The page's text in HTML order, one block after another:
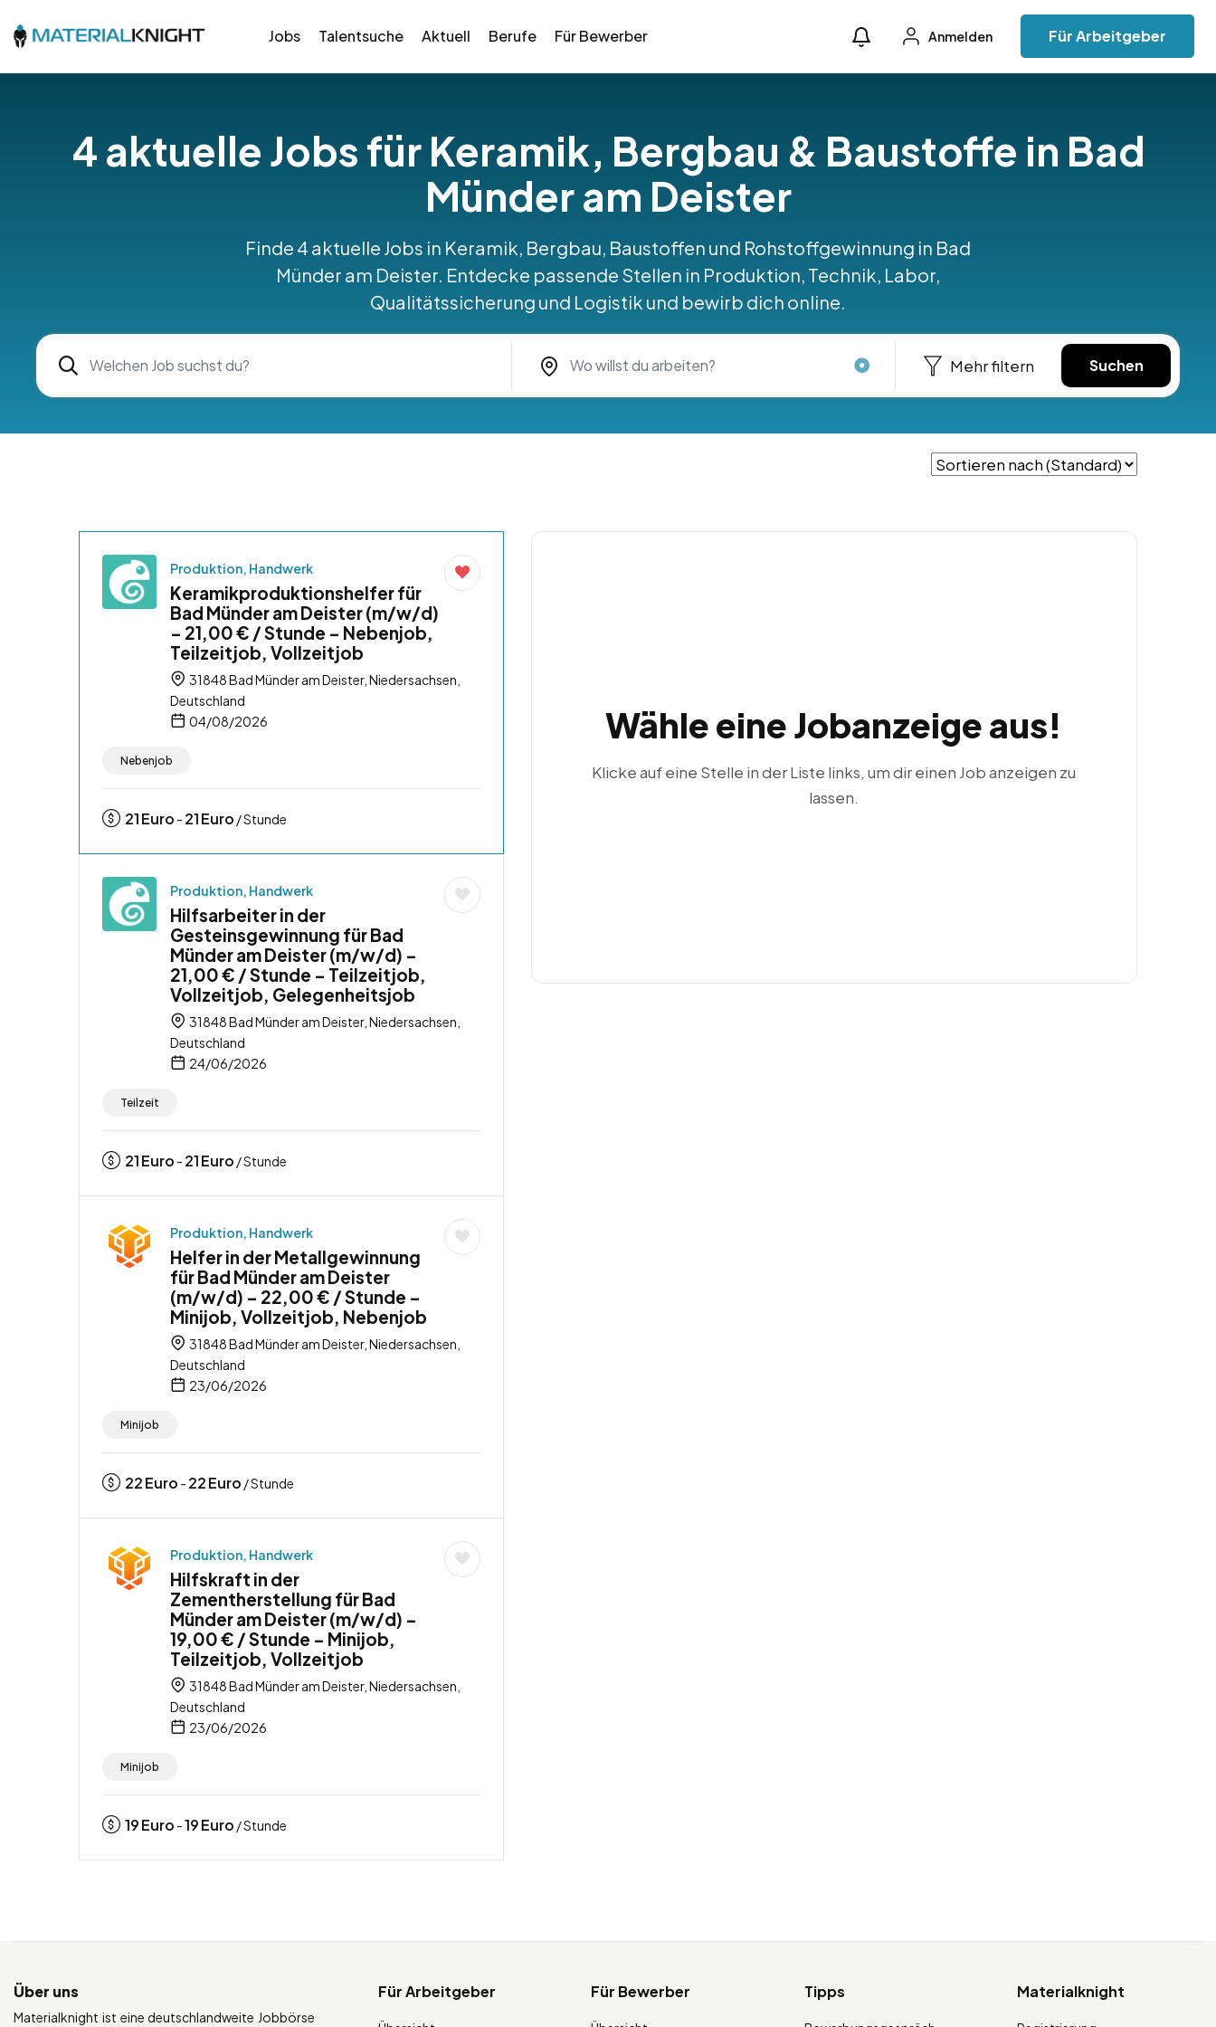
Jobs Talentsuche Aktuell Berufe Für Bewerber Anmelden Für Arbeitgeber
4 aktuelle Jobs für Keramik, Bergbau & Baustoffe in Bad
Münder am Deister
Finde 4 aktuelle Jobs in Keramik, Bergbau, Baustoffen und Rohstoffgewinnung in Bad
Münder am Deister. Entdecke passende Stellen in Produktion, Technik, Labor,
Qualitätssicherung und Logistik und bewirb dich online.
Mehr filtern Suchen
Produktion, Handwerk
Keramikproduktionshelfer für
Bad Münder am Deister (m/w/d)
– 21,00 € / Stunde – Nebenjob,
Teilzeitjob, Vollzeitjob
31848 Bad Münder am Deister, Niedersachsen,
Deutschland
04/08/2026
Nebenjob
21Euro - 21Euro / Stunde
Produktion, Handwerk
Hilfsarbeiter in der
Gesteinsgewinnung für Bad
Münder am Deister (m/w/d) –
21,00 € / Stunde – Teilzeitjob,
Vollzeitjob, Gelegenheitsjob
31848 Bad Münder am Deister, Niedersachsen,
Deutschland
24/06/2026
Teilzeit
21Euro - 21Euro / Stunde
Produktion, Handwerk
Helfer in der Metallgewinnung
für Bad Münder am Deister
(m/w/d) – 22,00 € / Stunde –
Minijob, Vollzeitjob, Nebenjob
31848 Bad Münder am Deister, Niedersachsen,
Deutschland
23/06/2026
Minijob
22Euro - 22Euro / Stunde
Produktion, Handwerk
Hilfskraft in der
Zementherstellung für Bad
Münder am Deister (m/w/d) –
19,00 € / Stunde – Minijob,
Teilzeitjob, Vollzeitjob
31848 Bad Münder am Deister, Niedersachsen,
Deutschland
23/06/2026
Minijob
19Euro -19Euro / Stunde
Wähle eine Jobanzeige aus!
Klicke auf eine Stelle in der Liste links, um dir einen Job anzeigen zu
lassen.
Über uns
Materialknight ist eine deutschlandweite Jobbörse
Für Arbeitgeber Für Bewerber Tipps Materialknight